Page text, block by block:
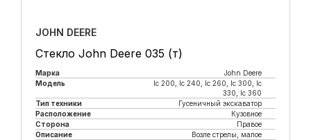
JOHN DEERE
Стекло John Deere 035 (т)
Марка
John Deere
Модель
lc 200, lc 240, lc 260, lc 300, lc
330, lc 360
Тип техники
Гусеничный экскаватор
Расположение
Кузовное
Сторона
Правое
Описание
Возле стрелы, малое